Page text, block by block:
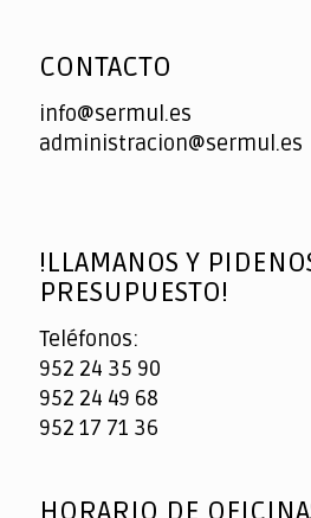
CONTACTO
info@sermul.es
administracion@sermul.es
!LLAMANOS Y
PRESUPUESTO!
Teléfonos:
952 24 35 90
952 24 49 68
952 17 71 36